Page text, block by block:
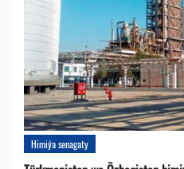
Himiýa senagaty